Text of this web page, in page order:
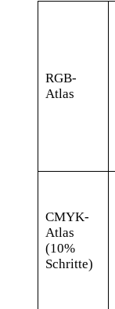
RGB-
Atlas
CMYK-
Atlas
(10%
Schritte)